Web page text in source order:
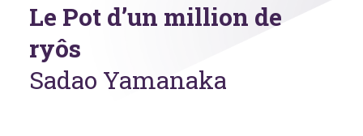
Le Pot d’un million de
ryôs
Sadao Yamanaka